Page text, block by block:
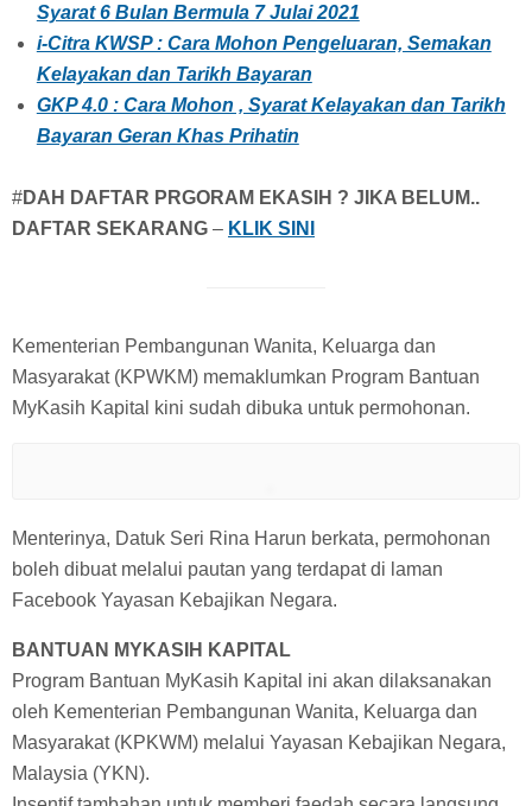
Syarat 6 Bulan Bermula 7 Julai 2021
i-Citra KWSP : Cara Mohon Pengeluaran, Semakan
Kelayakan dan Tarikh Bayaran
GKP 4.0 : Cara Mohon , Syarat Kelayakan dan Tarikh
Bayaran Geran Khas Prihatin
#DAH DAFTAR PRGORAM EKASIH ? JIKA BELUM..
DAFTAR SEKARANG – KLIK SINI
Kementerian Pembangunan Wanita, Keluarga dan
Masyarakat (KPWKM) memaklumkan Program Bantuan
MyKasih Kapital kini sudah dibuka untuk permohonan.
Menterinya, Datuk Seri Rina Harun berkata, permohonan
boleh dibuat melalui pautan yang terdapat di laman
Facebook Yayasan Kebajikan Negara.
BANTUAN MYKASIH KAPITAL
Program Bantuan MyKasih Kapital ini akan dilaksanakan
oleh Kementerian Pembangunan Wanita, Keluarga dan
Masyarakat (KPKWM) melalui Yayasan Kebajikan Negara,
Malaysia (YKN).